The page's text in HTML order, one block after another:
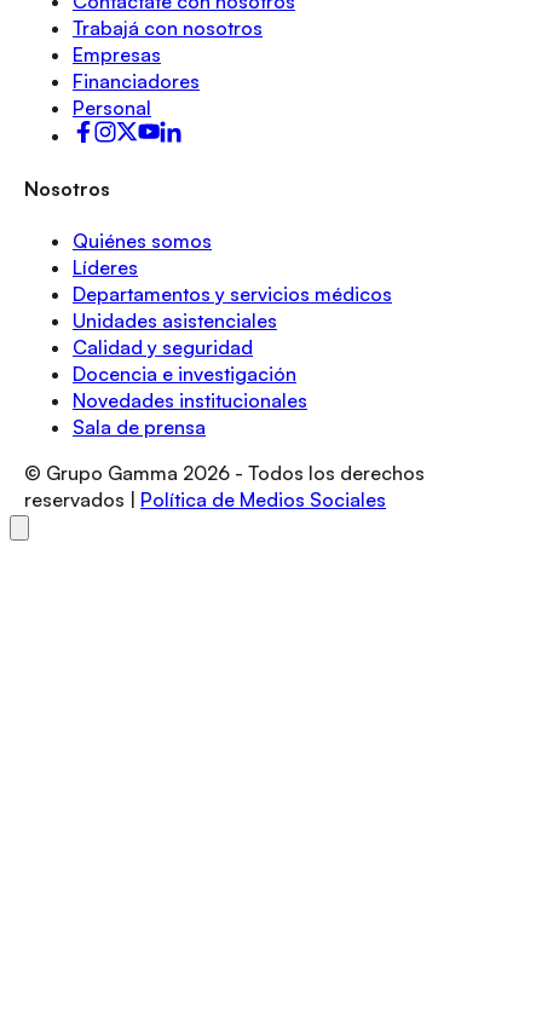
Trabajá con nosotros
Empresas
Financiadores
Personal
Nosotros
Quiénes somos
Líderes
Departamentos y servicios médicos
Unidades asistenciales
Calidad y seguridad
Docencia e investigación
Novedades institucionales
Sala de prensa
© Grupo Gamma 2026 - Todos los derechos
reservados | Política de Medios Sociales